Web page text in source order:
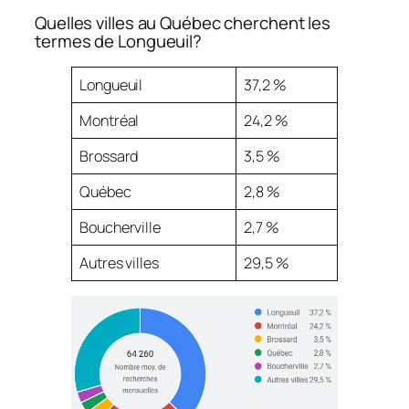
Quelles villes au Québec cherchent les
termes de Longueuil?
Longueuil
37,2 %
Montréal
24,2 %
Brossard
3,5 %
Québec
2,8 %
Boucherville
2,7 %
Autres villes
29,5 %